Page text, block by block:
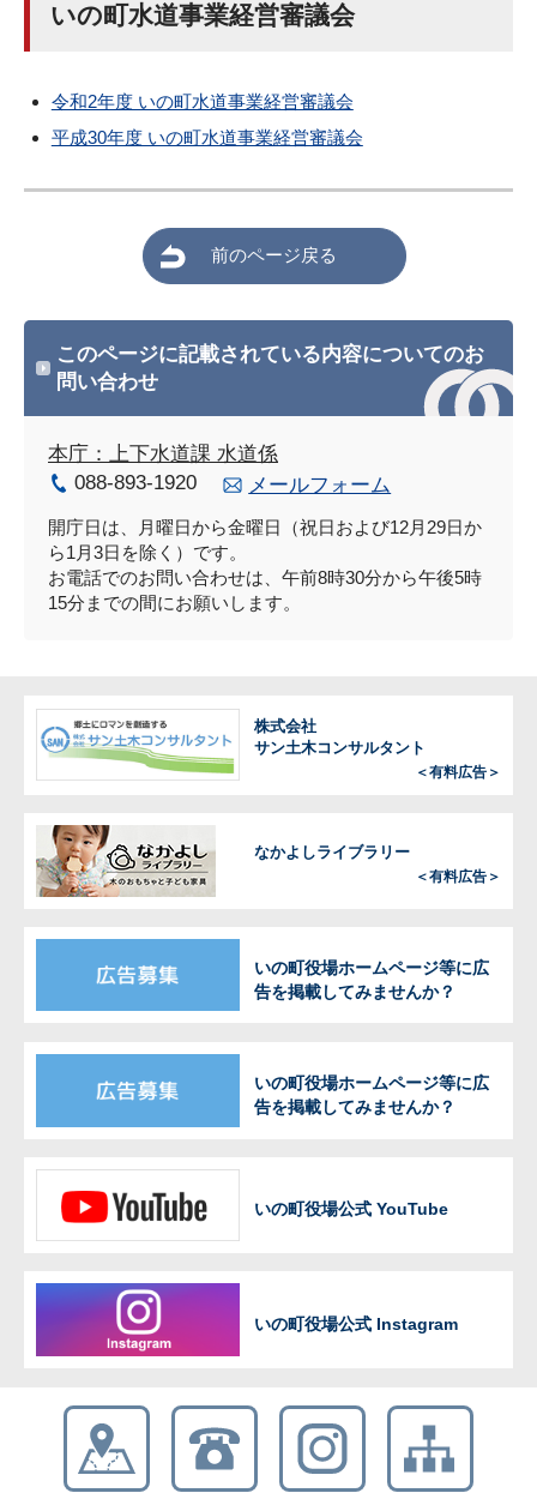
いの町水道事業経営審議会
令和2年度 いの町水道事業経営審議会
平成30年度 いの町水道事業経営審議会
前のページ戻る
このページに記載されている内容についてのお
問い合わせ
本庁：上下水道課 水道係
088-893-1920
メールフォーム
開庁日は、月曜日から金曜日（祝日および12月29日か
ら1月3日を除く）です。
お電話でのお問い合わせは、午前8時30分から午後5時
15分までの間にお願いします。
株式会社
サン土木コンサルタント
＜有料広告＞
なかよしライブラリー
＜有料広告＞
いの町役場ホームページ等に広
告を掲載してみませんか？
いの町役場ホームページ等に広
告を掲載してみませんか？
いの町役場公式 YouTube
いの町役場公式 Instagram